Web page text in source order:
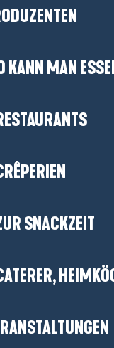
KANN MAN
SNACKZEIT
den